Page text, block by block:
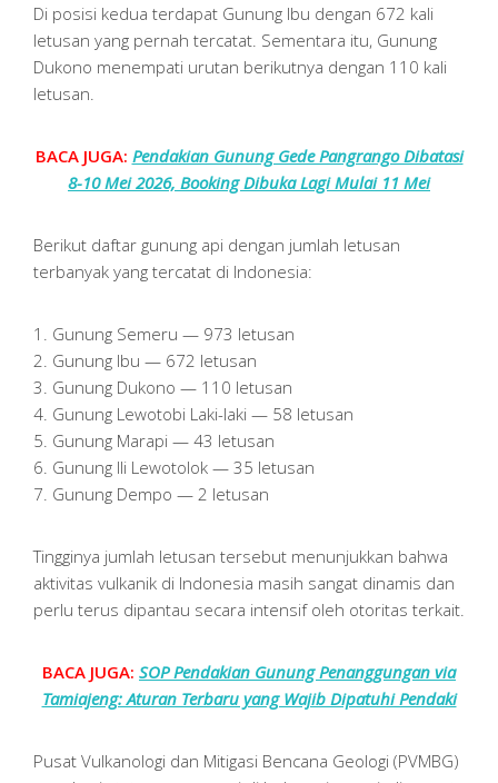
Di posisi kedua terdapat Gunung Ibu dengan 672 kali
letusan yang pernah tercatat. Sementara itu, Gunung
Dukono menempati urutan berikutnya dengan 110 kali
letusan.
BACA JUGA: Pendakian Gunung Gede Pangrango Dibatasi
8-10 Mei 2026, Booking Dibuka Lagi Mulai 11 Mei
Berikut daftar gunung api dengan jumlah letusan
terbanyak yang tercatat di Indonesia:
1. Gunung Semeru — 973 letusan
2. Gunung Ibu — 672 letusan
3. Gunung Dukono — 110 letusan
4. Gunung Lewotobi Laki-laki — 58 letusan
5. Gunung Marapi — 43 letusan
6. Gunung Ili Lewotolok — 35 letusan
7. Gunung Dempo — 2 letusan
Tingginya jumlah letusan tersebut menunjukkan bahwa
aktivitas vulkanik di Indonesia masih sangat dinamis dan
perlu terus dipantau secara intensif oleh otoritas terkait.
BACA JUGA: SOP Pendakian Gunung Penanggungan via
Tamiajeng: Aturan Terbaru yang Wajib Dipatuhi Pendaki
Pusat Vulkanologi dan Mitigasi Bencana Geologi (PVMBG)